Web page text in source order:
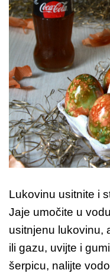
Lukovinu usitnite i
Jaje umočite u
usitnjenu lukovinu,
ili gazu, uvijte i
šerpicu, nalijte